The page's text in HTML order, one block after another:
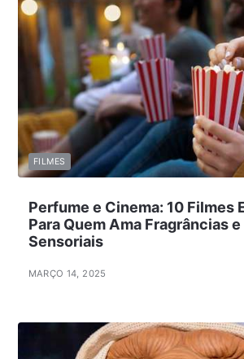
Perfume e Cinema: 10 Filmes
Para Quem Ama Fragrâncias
Sensoriais
MARÇO 14, 2025
FILMES